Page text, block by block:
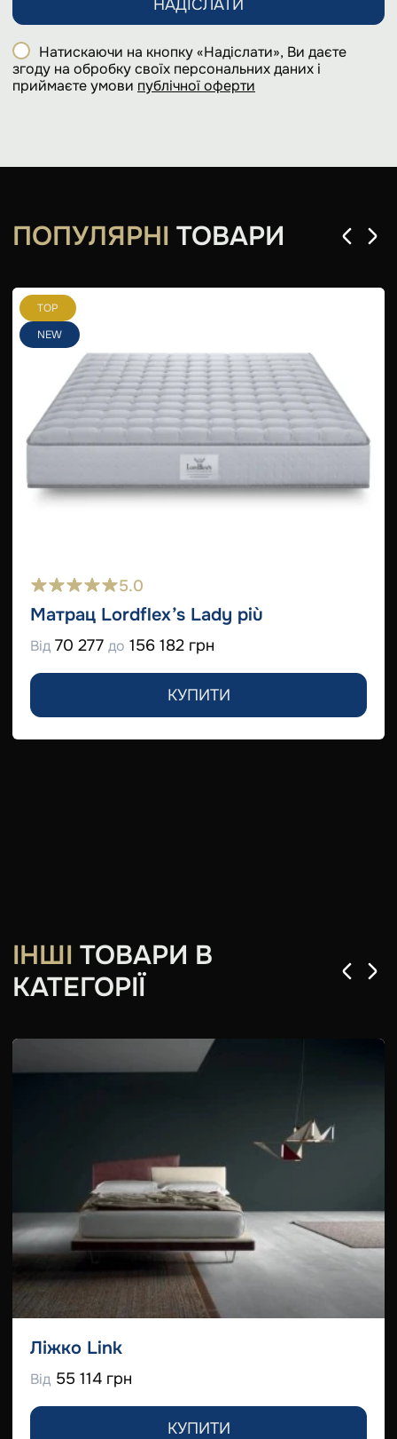
НАДІСЛАТИ
Натискаючи на кнопку «Надіслати», Ви даєте
згоду на обробку своїх персональних даних і
приймаєте умови публічної оферти
ПОПУЛЯРНІ ТОВАРИ
TOP
NEW
5.0
Матрац Lordflex’s Lady più
Від 70 277 до 156 182 грн
КУПИТИ
ІНШІ ТОВАРИ В
КАТЕГОРІЇ
Ліжко Link
Від 55 114 грн
КУПИТИ